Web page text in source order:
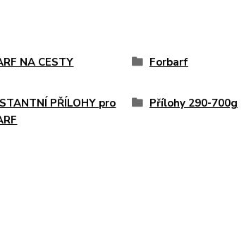
NA CESTY Forbarf
PŘÍLOHY pro
Přílohy 290-700g